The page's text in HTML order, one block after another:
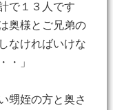
で１３人です
奥様とご兄弟の
なければいけな
・」
甥姪の方と奥さ